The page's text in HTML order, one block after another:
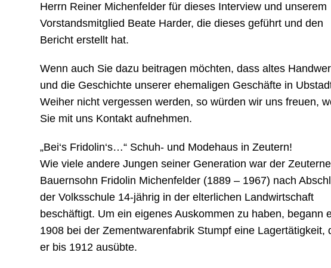
Herrn Reiner Michenfelder für dieses Interview und unserem
Vorstandsmitglied Beate Harder, die dieses geführt und den
Bericht erstellt hat.
Wenn auch Sie dazu beitragen möchten, dass altes
und die Geschichte unserer ehemaligen Geschäfte in
Weiher nicht vergessen werden, so würden wir uns freuen,
Sie mit uns Kontakt aufnehmen.
„Bei‘s Fridolin‘s…“ Schuh- und Modehaus in Zeutern!
Wie viele andere Jungen seiner Generation war der
Bauernsohn Fridolin Michenfelder (1889 – 1967) nach
der Volksschule 14-jährig in der elterlichen Landwirtschaft
beschäftigt. Um ein eigenes Auskommen zu haben, begann
1908 bei der Zementwarenfabrik Stumpf eine Lagertätigkeit,
er bis 1912 ausübte.